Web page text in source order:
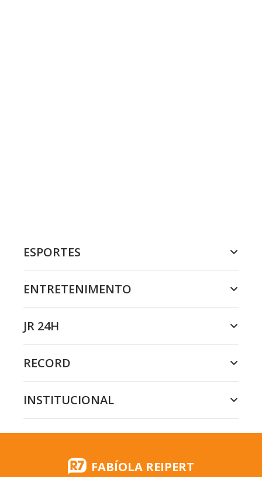
ESPORTES
ENTRETENIMENTO
JR 24H
RECORD
INSTITUCIONAL
FABÍOLA REIPERT